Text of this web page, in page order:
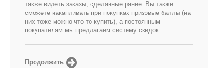
также видеть заказы, сделанные ранее. Вы также
сможете накапливать при покупках призовые баллы (на
них тоже можно что-то купить), а постоянным
покупателям мы предлагаем систему скидок.
Продолжить